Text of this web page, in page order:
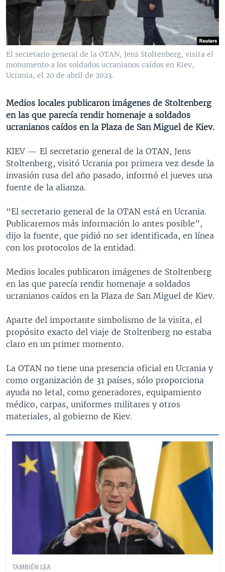
VENEZUELA
BRASIL
NICARAGUA
ECONOMÍA
ENTRETENIMIENTO Y CULTURA
TECNOLOGÍA
DEPORTES
CIENCIA Y SALUD
MULTIMEDIA
VIDEOS
FOTOGRAFÍA
AUDIOS
PROGRAMAS TV
EL MUNDO AL DÍA
FORO INTERAMERICANO
VISIÓN 360
LAS CLAVES
PANORAMA
RADIO
AVANCE INFORMATIVO
AUDIONOTICIAS
BUENOS DÍAS AMÉRICA
ESTADOS UNIDOS AL DÍA
FORO [RADIO]
DEPORTIVO INTERNACIONAL
NOTA ECONÓMICA
ENTRETENIMIENTO
DIRECT
DOCUMENTALES DE LA VOA
Learning English
Idiomas
El secretario general de la OTAN, Jens Stoltenberg, visita el
monumento a los soldados ucranianos caídos en Kiev,
Ucrania, el 20 de abril de 2023.
Medios locales publicaron imágenes de Stoltenberg
en las que parecía rendir homenaje a soldados
ucranianos caídos en la Plaza de San Miguel de Kiev.
KIEV — El secretario general de la OTAN, Jens
Stoltenberg, visitó Ucrania por primera vez desde la
invasión rusa del año pasado, informó el jueves una
fuente de la alianza.
“El secretario general de la OTAN está en Ucrania.
Publicaremos más información lo antes posible”,
dijo la fuente, que pidió no ser identificada, en línea
con los protocolos de la entidad.
Medios locales publicaron imágenes de Stoltenberg
en las que parecía rendir homenaje a soldados
ucranianos caídos en la Plaza de San Miguel de Kiev.
Aparte del importante simbolismo de la visita, el
propósito exacto del viaje de Stoltenberg no estaba
claro en un primer momento.
La OTAN no tiene una presencia oficial en Ucrania y
como organización de 31 países, sólo proporciona
ayuda no letal, como generadores, equipamiento
médico, carpas, uniformes militares y otros
materiales, al gobierno de Kiev.
TAMBIÉN LEA